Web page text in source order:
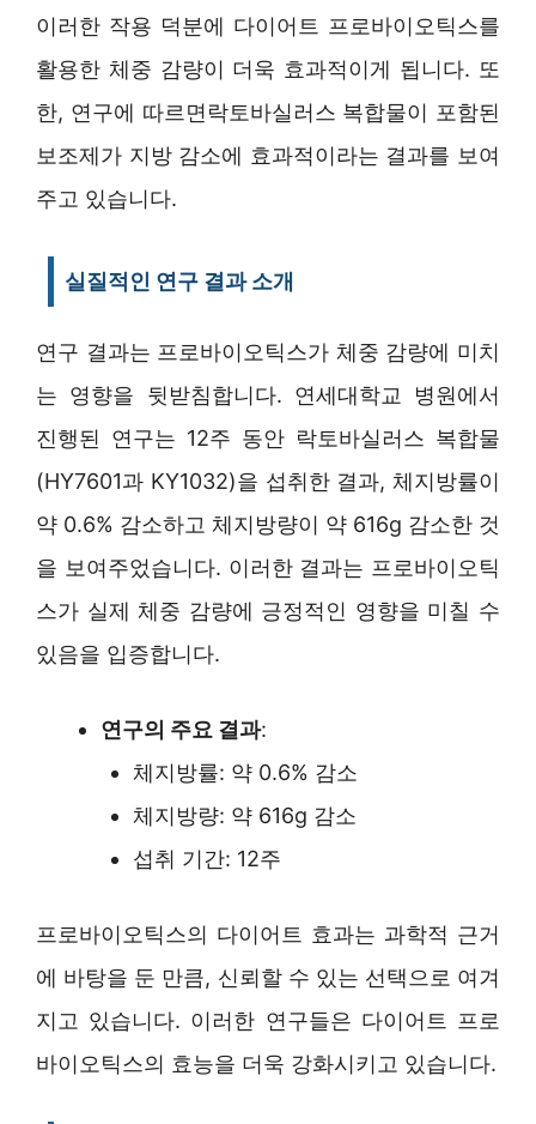
이러한 작용 덕분에 다이어트 프로바이오틱스를
활용한 체중 감량이 더욱 효과적이게 됩니다. 또
한, 연구에 따르면락토바실러스 복합물이 포함된
보조제가 지방 감소에 효과적이라는 결과를 보여
주고 있습니다.
실질적인 연구 결과 소개
연구 결과는 프로바이오틱스가 체중 감량에 미치
는 영향을 뒷받침합니다. 연세대학교 병원에서
진행된 연구는 12주 동안 락토바실러스 복합물
(HY7601과 KY1032)을 섭취한 결과, 체지방률이
약 0.6% 감소하고 체지방량이 약 616g 감소한 것
을 보여주었습니다. 이러한 결과는 프로바이오틱
스가 실제 체중 감량에 긍정적인 영향을 미칠 수
있음을 입증합니다.
연구의 주요 결과:
체지방률: 약 0.6% 감소
체지방량: 약 616g 감소
섭취 기간: 12주
프로바이오틱스의 다이어트 효과는 과학적 근거
에 바탕을 둔 만큼, 신뢰할 수 있는 선택으로 여겨
지고 있습니다. 이러한 연구들은 다이어트 프로
바이오틱스의 효능을 더욱 강화시키고 있습니다.